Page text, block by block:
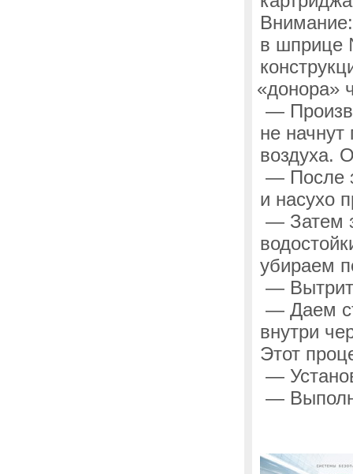
в шприце
«донора»
—
не начнут
воздуха.
— После
и насухо
— Затем
убираем
—
— Даем
внутри
Этот
—
—